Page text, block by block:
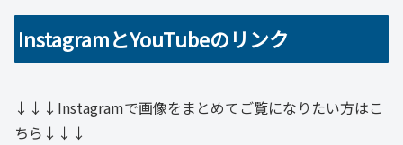
InstagramとYouTubeのリンク
↓↓↓Instagramで画像をまとめてご覧になりたい方はこ
ちら↓↓↓